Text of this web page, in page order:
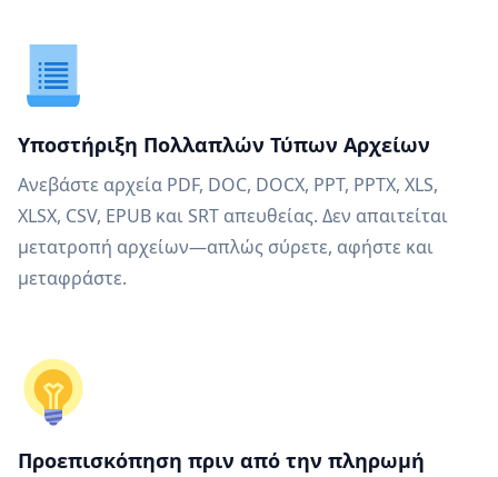
Υποστήριξη Πολλαπλών Τύπων Αρχείων
Ανεβάστε αρχεία PDF, DOC, DOCX, PPT, PPTX, XLS,
XLSX, CSV, EPUB και SRT απευθείας. Δεν απαιτείται
μετατροπή αρχείων—απλώς σύρετε, αφήστε και
μεταφράστε.
Προεπισκόπηση πριν από την πληρωμή